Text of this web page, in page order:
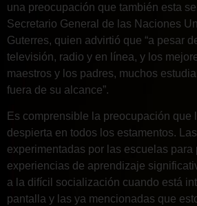
una preocupación que también esta
Secretario General de las Naciones
Guterres, quien advirtió que “a pesar
televisión, radio y en línea, y los
maestros y los padres, muchos
fuera de su alcance”.
Es comprensible la preocupación que
despierta en todos los estamentos.
experimentadas por las escuelas para
experiencias de aprendizaje
a la difícil socialización cuando está
pantalla y las ya mencionadas que